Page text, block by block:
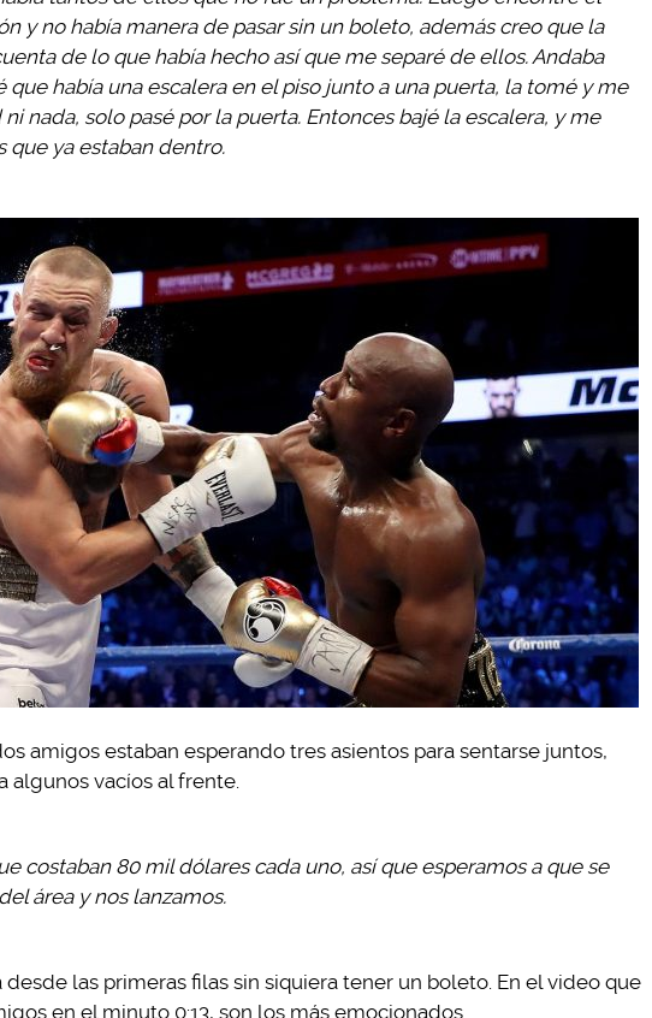
y no había manera de pasar sin un boleto, además creo que la
de lo que había hecho así que me separé de ellos. Andaba
había una escalera en el piso junto a una puerta, la tomé y me
nada, solo pasé por la puerta. Entonces bajé la escalera, y me
que ya estaban dentro.
amigos estaban esperando tres asientos para sentarse juntos,
algunos vacíos al frente.
costaban 80 mil dólares cada uno, así que esperamos a que se
área y nos lanzamos.
las primeras filas sin siquiera tener un boleto. En el video que
en el minuto 0:13, son los más emocionados.